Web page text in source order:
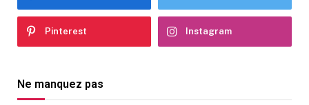
Pinterest Instagram
Ne manquez pas